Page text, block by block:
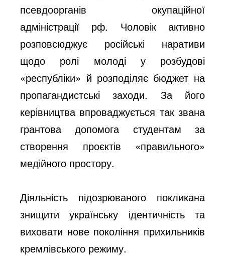
псевдоорганів окупаційної
адміністрації рф. Чоловік активно
розповсюджує російські наративи
щодо ролі молоді у розбудові
«республіки» й розподіляє бюджет на
пропагандистські заходи. За його
керівництва впроваджується так звана
грантова допомога студентам за
створення проєктів «правильного»
медійного простору.
Діяльність підозрюваного покликана
знищити українську ідентичність та
виховати нове покоління прихильників
кремлівського режиму.